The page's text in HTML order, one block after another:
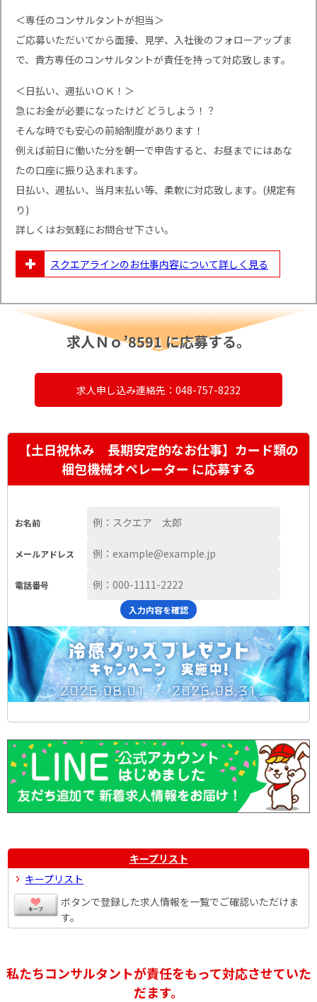
＜専任のコンサルタントが担当＞
ご応募いただいてから面接、見学、入社後のフォローアップま
で、貴方専任のコンサルタントが責任を持って対応致します。
＜日払い、週払いＯＫ！＞
急にお金が必要になったけど どうしよう！？
そんな時でも安心の前給制度があります！
例えば前日に働いた分を朝一で申告すると、お昼までにはあな
たの口座に振り込まれます。
日払い、週払い、当月末払い等、柔軟に対応致します。(規定有
り)
詳しくはお気軽にお問合せ下さい。
スクエアラインのお仕事内容について詳しく見る
求人Ｎｏ’8591 に応募する。
求人申し込み連絡先：048-757-8232
【土日祝休み 長期安定的なお仕事】カード類の
梱包機械オペレーター に応募する
お名前
メールアドレス
電話番号
入力内容を確認
キープリスト
キープリスト
ボタンで登録した求人情報を一覧でご確認いただけま
す。
私たちコンサルタントが責任をもって対応させていた
だます。